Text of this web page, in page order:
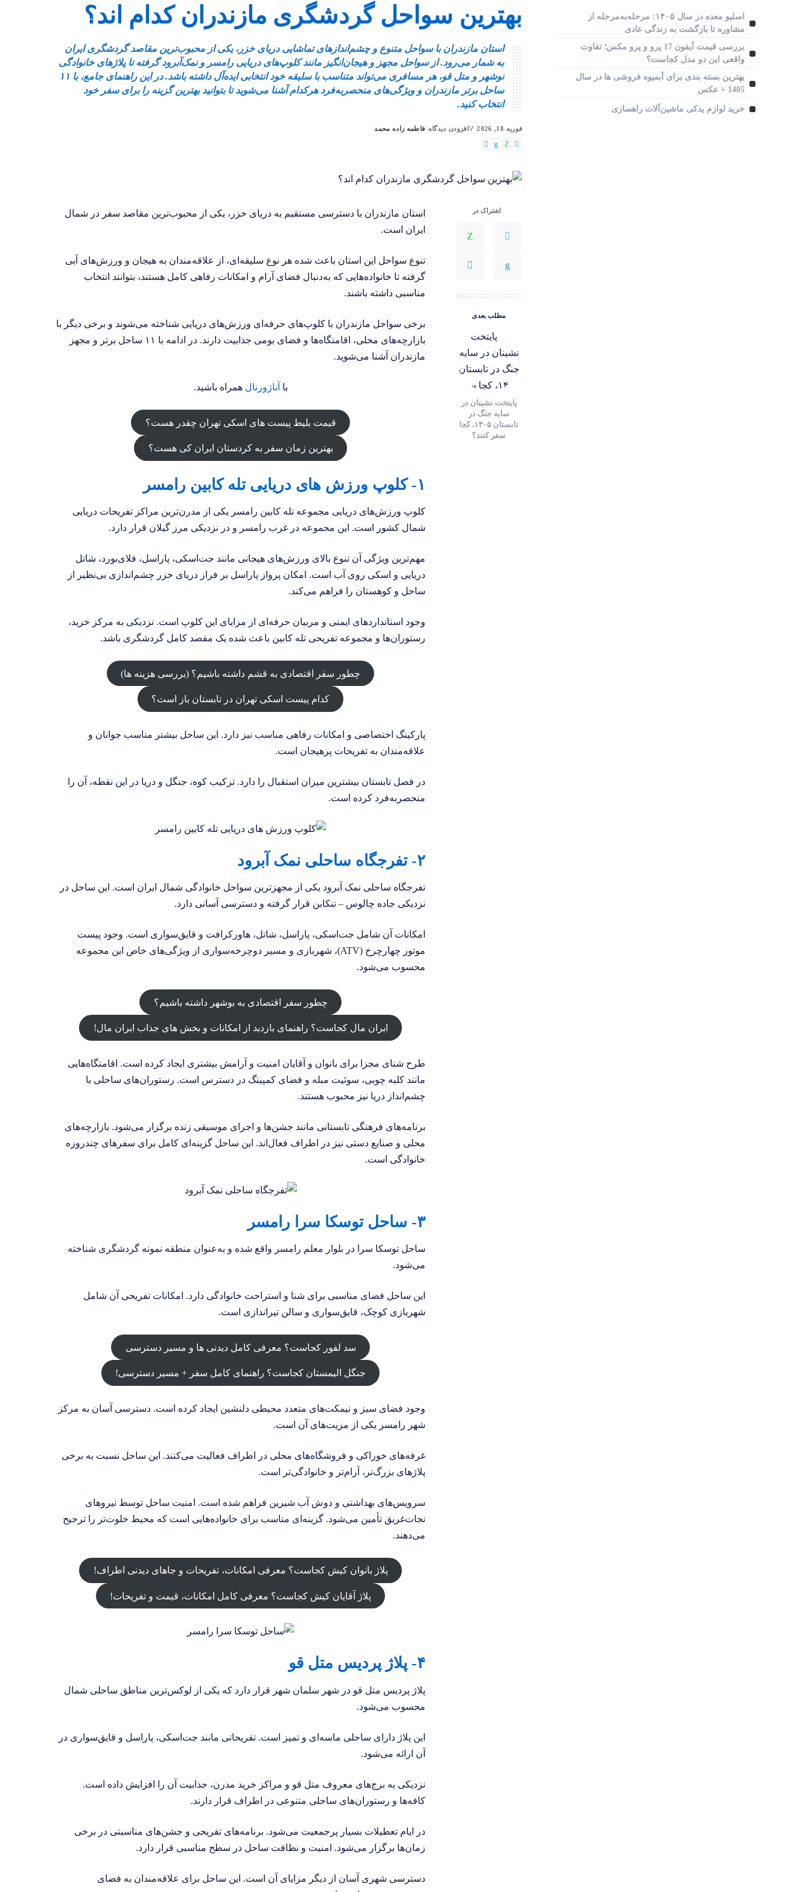
معرفی خودرو های جدید
آپشن‌ ها و قیمت روز ماشین‌
ها
بهترین سواحل گردشگری مازندران کدام اند؟
استان مازندران با سواحل متنوع و چشم‌اندازهای تماشایی دریای خزر، یکی از محبوب‌ترین مقاصد گردشگری ایران
به شمار می‌رود. از سواحل مجهز و هیجان‌انگیز مانند کلوپ‌های دریایی رامسر و نمک‌آبرود گرفته تا پلاژهای خانوادگی
نوشهر و متل قو، هر مسافری می‌تواند متناسب با سلیقه خود انتخابی ایده‌آل داشته باشد. در این راهنمای جامع، با ۱۱
ساحل برتر مازندران و ویژگی‌های منحصربه‌فرد هرکدام آشنا می‌شوید تا بتوانید بهترین گزینه را برای سفر خود
انتخاب کنید.
فوریه 18, 2026 افزودن دیدگاه
ارسال
فاطمه زاده محمد
اشتراک در
مطلب بعدی
پایتخت‌ نشینان در
سایه جنگ در
تابستان ۱۴۰۵، کجا
سفر کنند؟
استان مازندران با دسترسی مستقیم به دریای خزر، یکی از محبوب‌ترین مقاصد سفر در شمال
ایران است.
تنوع سواحل این استان باعث شده هر نوع سلیقه‌ای، از علاقه‌مندان به هیجان و ورزش‌های آبی
گرفته تا خانواده‌هایی که به‌دنبال فضای آرام و امکانات رفاهی کامل هستند، بتوانند انتخاب
مناسبی داشته باشند.
برخی سواحل مازندران با کلوپ‌های حرفه‌ای ورزش‌های دریایی شناخته می‌شوند و برخی دیگر با
بازارچه‌های محلی، اقامتگاه‌ها و فضای بومی جذابیت دارند. در ادامه با ۱۱ ساحل برتر و مجهز
مازندران آشنا می‌شوید.
با آناژورنال همراه باشید.
قیمت بلیط پیست های اسکی تهران چقدر هست؟
بهترین زمان سفر به کردستان ایران کی هست؟
۱- کلوپ ورزش‌ های دریایی تله کابین رامسر
کلوپ ورزش‌های دریایی مجموعه تله کابین رامسر یکی از مدرن‌ترین مراکز تفریحات دریایی
شمال کشور است. این مجموعه در غرب رامسر و در نزدیکی مرز گیلان قرار دارد.
مهم‌ترین ویژگی آن تنوع بالای ورزش‌های هیجانی مانند جت‌اسکی، پاراسل، فلای‌بورد، شاتل
دریایی و اسکی روی آب است. امکان پرواز پاراسل بر فراز دریای خزر چشم‌اندازی بی‌نظیر از
ساحل و کوهستان را فراهم می‌کند.
وجود استانداردهای ایمنی و مربیان حرفه‌ای از مزایای این کلوپ است. نزدیکی به مرکز خرید،
رستوران‌ها و مجموعه تفریحی تله کابین باعث شده یک مقصد کامل گردشگری باشد.
چطور سفر اقتصادی به قشم داشته باشیم؟ (بررسی هزینه‌ ها)
کدام پیست اسکی تهران در تابستان باز است؟
پارکینگ اختصاصی و امکانات رفاهی مناسب نیز دارد. این ساحل بیشتر مناسب جوانان و
علاقه‌مندان به تفریحات پرهیجان است.
در فصل تابستان بیشترین میزان استقبال را دارد. ترکیب کوه، جنگل و دریا در این نقطه، آن را
منحصربه‌فرد کرده است.
۲- تفرجگاه ساحلی نمک آبرود
تفرجگاه ساحلی نمک آبرود یکی از مجهزترین سواحل خانوادگی شمال ایران است. این ساحل در
نزدیکی جاده چالوس – تنکابن قرار گرفته و دسترسی آسانی دارد.
امکانات آن شامل جت‌اسکی، پاراسل، شاتل، هاورکرافت و قایق‌سواری است. وجود پیست
موتور چهارچرخ (ATV)، شهربازی و مسیر دوچرخه‌سواری از ویژگی‌های خاص این مجموعه
محسوب می‌شود.
چطور سفر اقتصادی به بوشهر داشته باشیم؟
ایران مال کجاست؟ راهنمای بازدید از امکانات و بخش‌ های جذاب ایران مال!
طرح شنای مجزا برای بانوان و آقایان امنیت و آرامش بیشتری ایجاد کرده است. اقامتگاه‌هایی
مانند کلبه چوبی، سوئیت مبله و فضای کمپینگ در دسترس است. رستوران‌های ساحلی با
چشم‌انداز دریا نیز محبوب هستند.
برنامه‌های فرهنگی تابستانی مانند جشن‌ها و اجرای موسیقی زنده برگزار می‌شود. بازارچه‌های
محلی و صنایع دستی نیز در اطراف فعال‌اند. این ساحل گزینه‌ای کامل برای سفرهای چندروزه
خانوادگی است.
۳- ساحل توسکا سرا رامسر
ساحل توسکا سرا در بلوار معلم رامسر واقع شده و به‌عنوان منطقه نمونه گردشگری شناخته
می‌شود.
این ساحل فضای مناسبی برای شنا و استراحت خانوادگی دارد. امکانات تفریحی آن شامل
شهربازی کوچک، قایق‌سواری و سالن تیراندازی است.
سد لفور کجاست؟ معرفی کامل دیدنی‌ ها و مسیر دسترسی
جنگل الیمستان کجاست؟ راهنمای کامل سفر + مسیر دسترسی!
وجود فضای سبز و نیمکت‌های متعدد محیطی دلنشین ایجاد کرده است. دسترسی آسان به مرکز
شهر رامسر یکی از مزیت‌های آن است.
غرفه‌های خوراکی و فروشگاه‌های محلی در اطراف فعالیت می‌کنند. این ساحل نسبت به برخی
پلاژهای بزرگ‌تر، آرام‌تر و خانوادگی‌تر است.
سرویس‌های بهداشتی و دوش آب شیرین فراهم شده است. امنیت ساحل توسط نیروهای
نجات‌غریق تأمین می‌شود. گزینه‌ای مناسب برای خانواده‌هایی است که محیط خلوت‌تر را ترجیح
می‌دهند.
پلاژ بانوان کیش کجاست؟ معرفی امکانات، تفریحات و جاهای دیدنی اطراف!
پلاژ آقایان کیش کجاست؟ معرفی کامل امکانات، قیمت و تفریحات!
۴- پلاژ پردیس متل قو
پلاژ پردیس متل قو در شهر سلمان شهر قرار دارد که یکی از لوکس‌ترین مناطق ساحلی شمال
محسوب می‌شود.
این پلاژ دارای ساحلی ماسه‌ای و تمیز است. تفریحاتی مانند جت‌اسکی، پاراسل و قایق‌سواری در
آن ارائه می‌شود.
نزدیکی به برج‌های معروف متل قو و مراکز خرید مدرن، جذابیت آن را افزایش داده است.
کافه‌ها و رستوران‌های ساحلی متنوعی در اطراف قرار دارند.
در ایام تعطیلات بسیار پرجمعیت می‌شود. برنامه‌های تفریحی و جشن‌های مناسبتی در برخی
زمان‌ها برگزار می‌شود. امنیت و نظافت ساحل در سطح مناسبی قرار دارد.
دسترسی شهری آسان از دیگر مزایای آن است. این ساحل برای علاقه‌مندان به فضای
اسلیو معده در سال ۱۴۰۵: مرحله‌به‌مرحله از
مشاوره تا بازگشت به زندگی عادی
بررسی قیمت آیفون 17 پرو و پرو مکس؛ تفاوت
واقعی این دو مدل کجاست؟
بهترین بسته بندی برای آبمیوه فروشی ها در سال
1405 + عکس
خرید لوازم یدکی ماشین‌آلات راهسازی